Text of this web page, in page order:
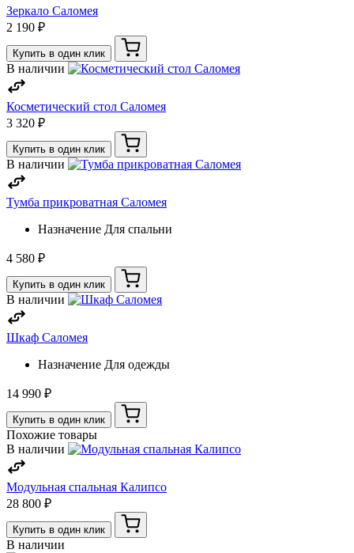
Зеркало Саломея
2 190 ₽
Купить в один клик
В наличии
Косметический стол Саломея
3 320 ₽
Купить в один клик
В наличии
Тумба прикроватная Саломея
Назначение Для спальни
4 580 ₽
Купить в один клик
В наличии
Шкаф Саломея
Назначение Для одежды
14 990 ₽
Купить в один клик
Похожие товары
В наличии
Модульная спальная Калипсо
28 800 ₽
Купить в один клик
В наличии